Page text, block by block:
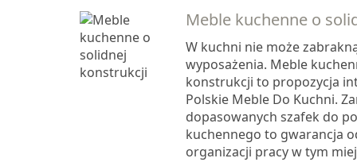
Meble kuchenne o
W kuchni nie może
wyposażenia. Meble
konstrukcji to propozycja
Polskie Meble Do Kuchni.
dopasowanych szafek do
kuchennego to gwarancja
organizacji pracy w tym